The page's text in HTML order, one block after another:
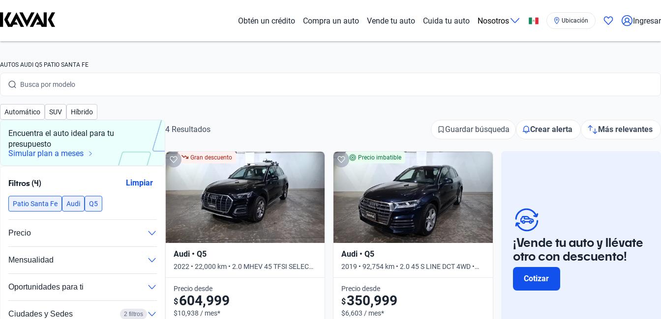
Obtén un crédito Compra un auto Vende tu auto Cuida tu auto Nosotros Ubicación Ingresar
AUTOS AUDI Q5 PATIO SANTA FE
Busca por marca
Busca por modelo
Busca por versión
Busca por marca
Busca por año
Automático SUV Híbrido
Encuentra el auto ideal para tu
presupuesto
Simular plan a meses
Filtros (4) Limpiar
Patio Santa Fe Audi Q5
Precio
Mensualidad
Oportunidades para ti
Ciudades y Sedes 2 filtros
4 Resultados Guardar búsqueda Crear alerta Más relevantes
Gran descuento
Audi • Q5
2022 • 22,000 km • 2.0 MHEV 45 TFSI SELECT
DCT 4WD • Automático
Precio desde
$604,999
$10,938 / mes*
Precio imbatible
Audi • Q5
2019 • 92,754 km • 2.0 45 S LINE DCT 4WD •
Automático
Precio desde
$350,999
$6,603 / mes*
¡Vende tu auto y llévate
otro con descuento!
Cotizar